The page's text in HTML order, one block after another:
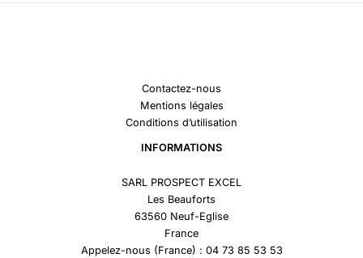
Contactez-nous
Mentions légales
Conditions d’utilisation
INFORMATIONS
SARL PROSPECT EXCEL
Les Beauforts
63560 Neuf-Eglise
France
Appelez-nous (France) : 04 73 85 53 53